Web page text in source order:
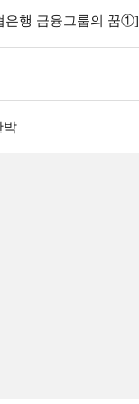
은행 금융그룹의 꿈①]
박